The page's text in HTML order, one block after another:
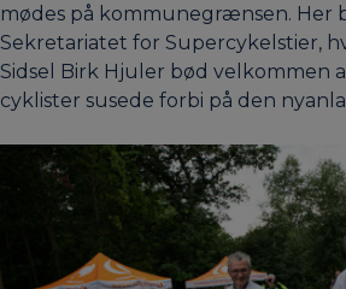
mødes på kommunegrænsen. Her
Sekretariatet for Supercykelstier,
Sidsel Birk Hjuler bød velkommen
cyklister susede forbi på den